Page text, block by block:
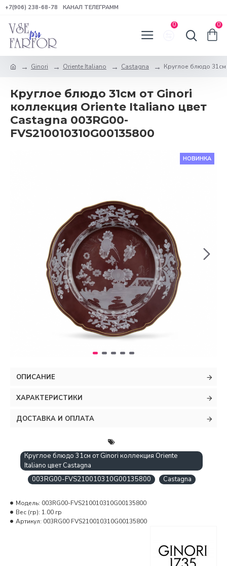
+7(906) 238-68-78 КАНАЛ ТЕЛЕГРАММ
0 0
Ginori Oriente Italiano Castagna Круглое блюдо 31см
Круглое блюдо 31см от Ginori
коллекция Oriente Italiano цвет
Castagna 003RG00-
FVS210010310G00135800
НОВИНКА
ОПИСАНИЕ
ХАРАКТЕРИСТИКИ
ДОСТАВКА И ОПЛАТА
Круглое блюдо 31см от Ginori коллекция Oriente
Italiano цвет Castagna
003RG00-FVS210010310G00135800
Castagna
Модель: 003RG00-FVS210010310G00135800
Вес (гр): 1.00 гр
Артикул: 003RG00 FVS210010310G00135800